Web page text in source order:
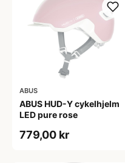
ABUS
ABUS HUD-Y cykelhjelm
LED pure rose
779,00 kr